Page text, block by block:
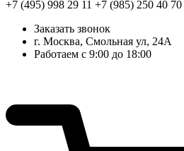
+7 (495) 998 29 11 +7 (985) 250 40 70
Заказать звонок
г. Москва, Смольная ул, 24А
Работаем с 9:00 до 18:00